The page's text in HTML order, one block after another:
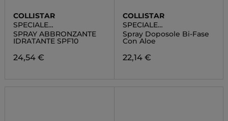
COLLISTAR
SPECIALE
ABBRONZATURA
PERFETTA
SPRAY ABBRONZANTE
IDRATANTE SPF10
24,54 €
COLLISTAR
SPECIALE
ABBRONZATURA
PERFETTA
Spray Doposole Bi-Fase
Con Aloe
22,14 €